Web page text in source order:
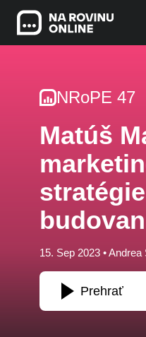
NRoPE 47
Matúš
15. Sep 2023 •Andrea
Prehrať